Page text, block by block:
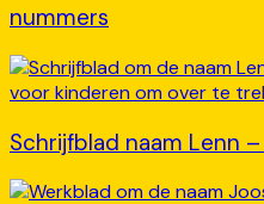
nummers
Schrijfblad naam Lenn